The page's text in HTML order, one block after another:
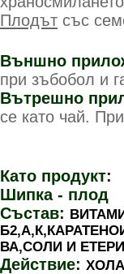
Плодът със
Външно
при зъбобол и
Вътрешно
се като чай.
Като продукт:
Шипка - плод
Състав:
ВА,СОЛИ И
Действие: